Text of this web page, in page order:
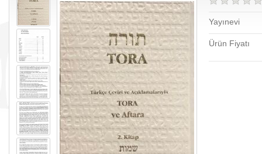
Yayınevi
Ürün Fiyatı